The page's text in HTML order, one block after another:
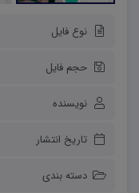
نوع فایل
حجم فایل
نویسنده
تاریخ انتشار
دسته بندی